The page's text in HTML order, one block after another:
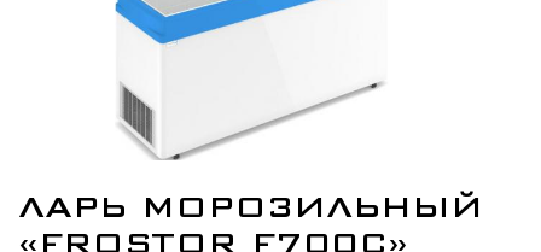
Каталог
Индустриям
ЛАРЬ МОРОЗИЛЬНЫЙ
«FROSTOR F700C»